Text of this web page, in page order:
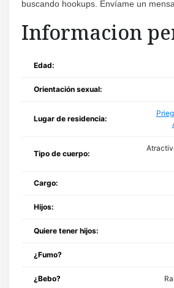
buscando hookups. Envíame un
Informacion
Edad:
Orientación sexual:
Lugar de residencia:
Tipo de cuerpo:
Cargo:
Hijos:
Quiere tener hijos:
¿Fumo?
¿Bebo?